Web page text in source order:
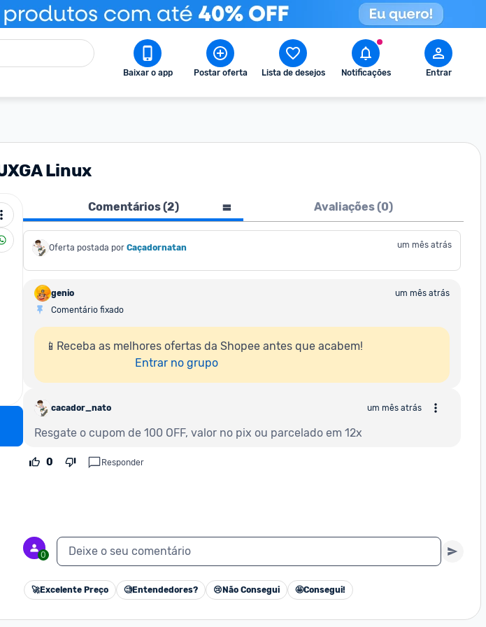
Baixar o app Postar oferta Lista de desejos Notificações Entrar
Linux
Comentários (2) Avaliações (0)
Oferta postada por Caçadornatan um mês atrás
genio
um mês atrás
Comentário fixado
📱Receba as melhores ofertas da Shopee antes que acabem!
Entrar no grupo
cacador_nato um mês atrás
Resgate o cupom de 100 OFF, valor no pix ou parcelado em 12x
0 Responder
0 Deixe o seu comentário
🚀Excelente Preço 🧐Entendedores? 😢 Não Consegui 🤩Consegui!